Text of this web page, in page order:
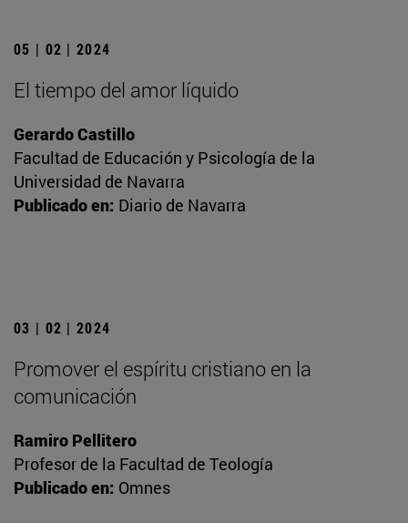
05 | 02 | 2024
El tiempo del amor líquido
Gerardo Castillo
Facultad de Educación y Psicología de la
Universidad de Navarra
Publicado en: Diario de Navarra
03 | 02 | 2024
Promover el espíritu cristiano en la
comunicación
Ramiro Pellitero
Profesor de la Facultad de Teología
Publicado en: Omnes